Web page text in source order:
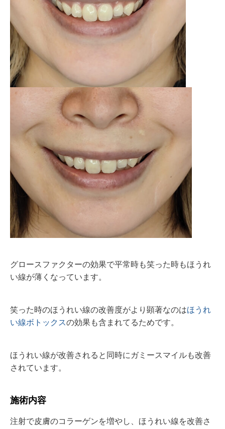
グロースファクターの効果で平常時も笑った時もほうれ
い線が薄くなっています。
笑った時のほうれい線の改善度がより顕著なのはほうれ
い線ボトックスの効果も含まれてるためです。
ほうれい線が改善されると同時にガミースマイルも改善
されています。
施術内容⁡⁡⁡
注射で皮膚のコラーゲンを増やし、ほうれい線を改善さ